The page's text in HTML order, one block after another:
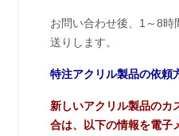
お問い合わせ後、1～8時
送りします。
特注アクリル製品の依頼
新しいアクリル製品のカ
合は、以下の情報を電子